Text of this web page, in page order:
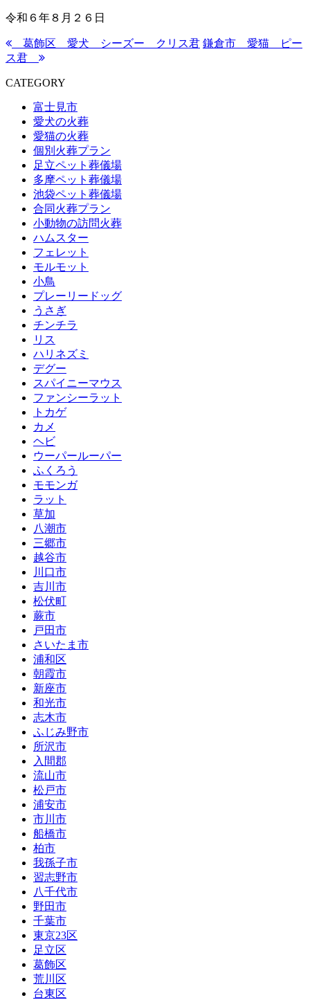
令和６年８月２６日
葛飾区 愛犬 シーズー クリス君 鎌倉市 愛猫 ピー
ス君
CATEGORY
富士見市
愛犬の火葬
愛猫の火葬
個別火葬プラン
足立ペット葬儀場
多摩ペット葬儀場
池袋ペット葬儀場
合同火葬プラン
小動物の訪問火葬
ハムスター
フェレット
モルモット
小鳥
プレーリードッグ
うさぎ
チンチラ
リス
ハリネズミ
デグー
スパイニーマウス
ファンシーラット
トカゲ
カメ
ヘビ
ウーパールーパー
ふくろう
モモンガ
ラット
草加
八潮市
三郷市
越谷市
川口市
吉川市
松伏町
蕨市
戸田市
さいたま市
浦和区
朝霞市
新座市
和光市
志木市
ふじみ野市
所沢市
入間郡
流山市
松戸市
浦安市
市川市
船橋市
柏市
我孫子市
習志野市
八千代市
野田市
千葉市
東京23区
足立区
葛飾区
荒川区
台東区